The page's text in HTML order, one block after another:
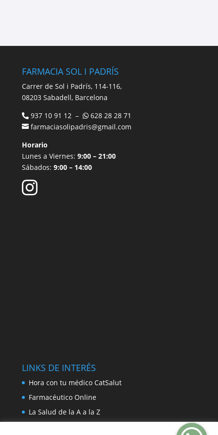
FARMACIA SOL I PADRÍS
Carrer de Sol i Padrís, 114-116,
08203 Sabadell, Barcelona
937 10 91 12 –
628 28 28 71
farmaciasolipadris@gmail.com
Horario
Lunes a Viernes: 9:00 – 21:00
Sábados: 9:00 – 14:00
LINKS DE INTERÉS
Hora con tu médico CatSalut
Farmacéutico Online
La Salud de la A a la Z